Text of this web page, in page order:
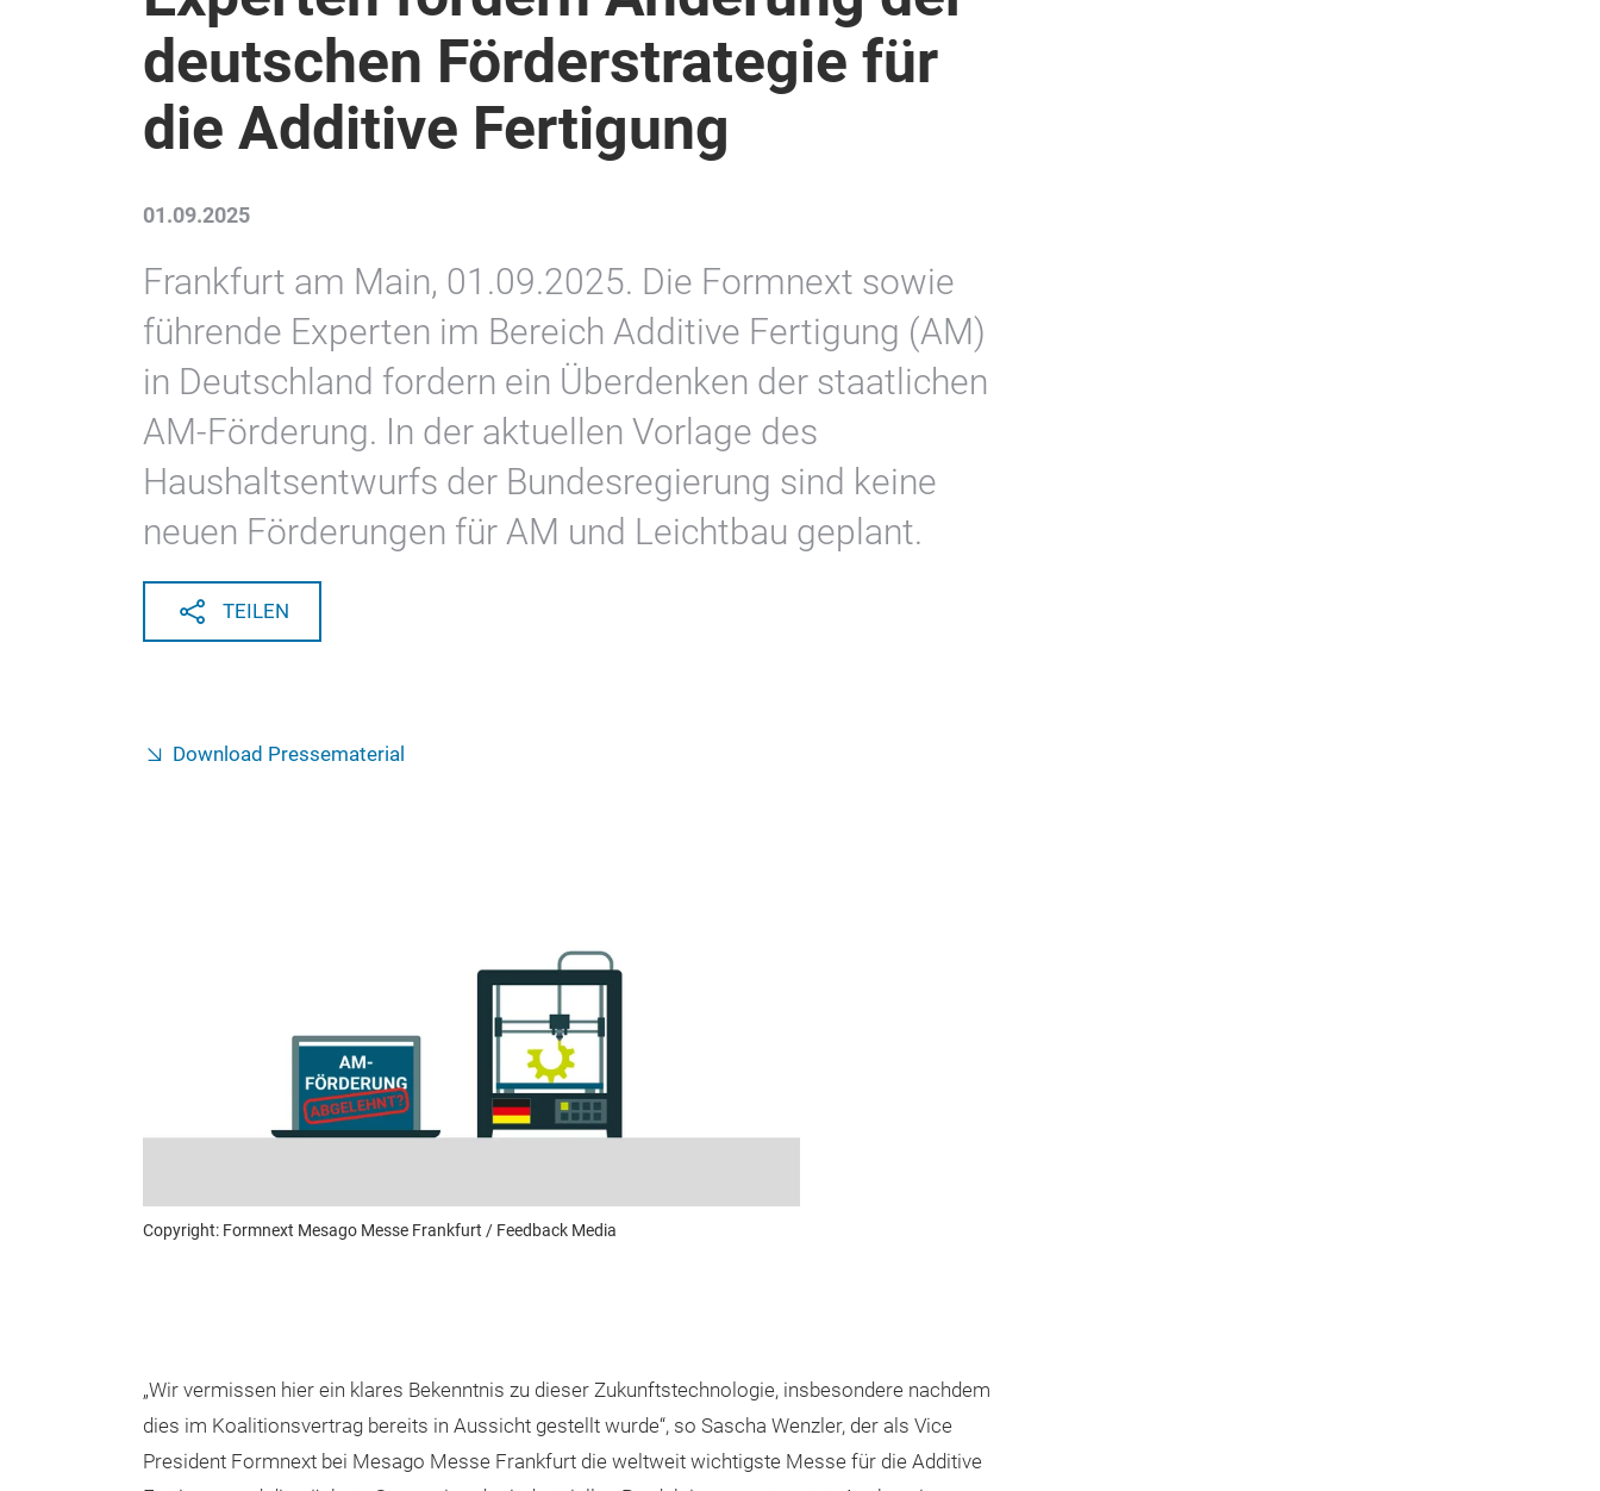
deutschen Förderstrategie für
die Additive Fertigung
01.09.2025
Frankfurt am Main, 01.09.2025. Die Formnext sowie
führende Experten im Bereich Additive Fertigung (AM)
in Deutschland fordern ein Überdenken der staatlichen
AM-Förderung. In der aktuellen Vorlage des
Haushaltsentwurfs der Bundesregierung sind keine
neuen Förderungen für AM und Leichtbau geplant.
TEILEN
Download Pressematerial
Copyright: Formnext Mesago Messe Frankfurt / Feedback Media
„Wir vermissen hier ein klares Bekenntnis zu dieser Zukunftstechnologie, insbesondere nachdem
dies im Koalitionsvertrag bereits in Aussicht gestellt wurde“, so Sascha Wenzler, der als Vice
President Formnext bei Mesago Messe Frankfurt die weltweit wichtigste Messe für die Additive